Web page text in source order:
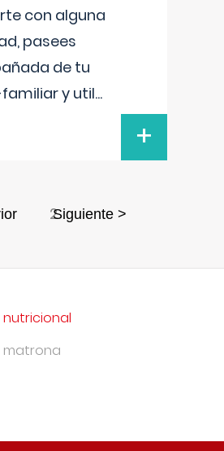
con alguna
pasees
de tu
y util...
+
2Siguiente >
matrona